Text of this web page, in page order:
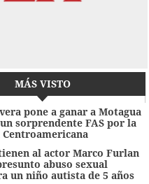
MÁS VISTO
pone a ganar a Motagua
sorprendente FAS por la
Centroamericana
al actor Marco Furlan
abuso sexual
un niño autista de 5 años